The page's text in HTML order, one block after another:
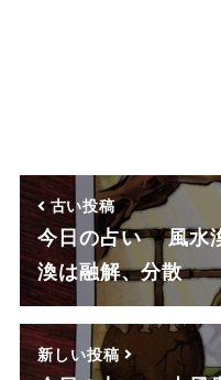
古い投稿
今日の占い 風水
渙は融解、分散
新しい投稿